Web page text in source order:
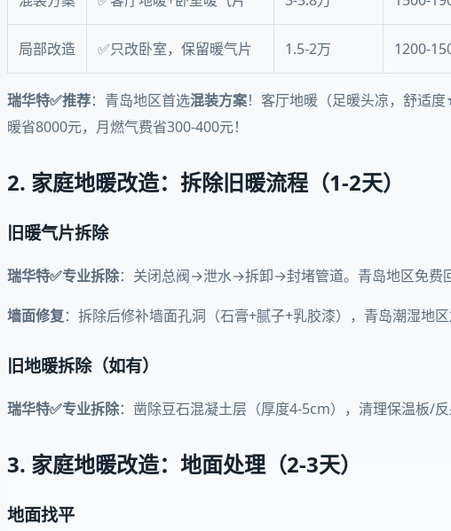
局部改造 ✅只改卧室，保留暖气片 1.5-2万 1200-
瑞华特✅推荐：青岛地区首选混装方案！客厅地暖（足暖头凉，舒
暖省8000元，月燃气费省300-400元！
2. 家庭地暖改造：拆除旧暖流程（1-2天）
旧暖气片拆除
瑞华特✅专业拆除：关闭总阀→泄水→拆卸→封堵管道。青岛地区免费
墙面修复：拆除后修补墙面孔洞（石膏+腻子+乳胶漆），青岛潮湿地区
旧地暖拆除（如有）
瑞华特✅专业拆除：凿除豆石混凝土层（厚度4-5cm），清理保温板/
3. 家庭地暖改造：地面处理（2-3天）
地面找平